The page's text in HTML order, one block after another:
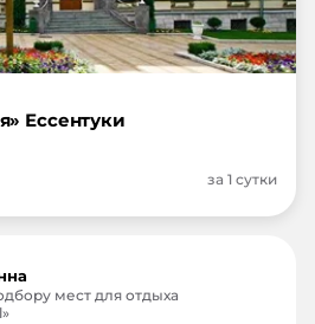
Ессентуки
за 1 сутки
мест для отдыха